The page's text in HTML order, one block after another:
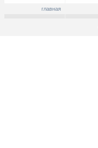
главная